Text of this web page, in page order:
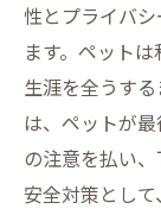
性とプライバ
ます。ペット
生涯を全うす
は、ペットが
の注意を払い
安全対策とし